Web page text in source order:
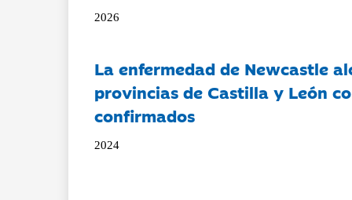
2026
La enfermedad de Newcastle
provincias de Castilla y León
confirmados
2024